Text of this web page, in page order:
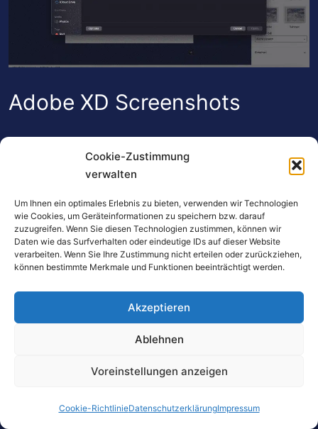
Cookie-Zustimmung
verwalten
Um Ihnen ein optimales Erlebnis zu bieten, verwenden wir Technologien
wie Cookies, um Geräteinformationen zu speichern bzw. darauf
zuzugreifen. Wenn Sie diesen Technologien zustimmen, können wir
Daten wie das Surfverhalten oder eindeutige IDs auf dieser Website
verarbeiten. Wenn Sie Ihre Zustimmung nicht erteilen oder zurückziehen,
können bestimmte Merkmale und Funktionen beeinträchtigt werden.
Akzeptieren
Ablehnen
Voreinstellungen anzeigen
Cookie-RichtlinieDatenschutzerklärungImpressum
Adobe XD Screenshots
PDF Handbücher
Artikel hinzufügen
Technische Details